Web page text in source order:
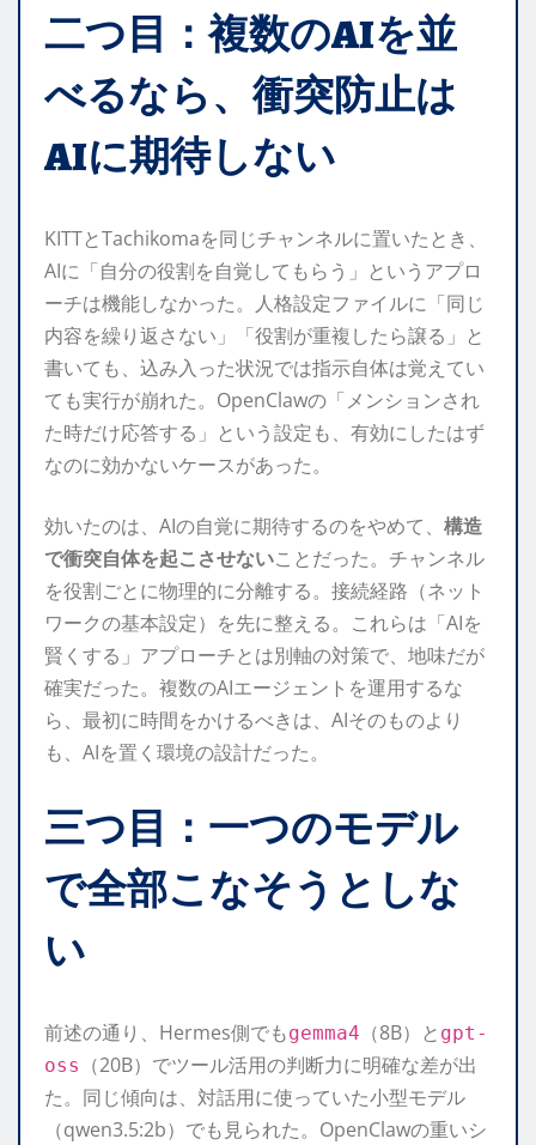
二つ目：複数のAIを並
べるなら、衝突防止は
AIに期待しない
KITTとTachikomaを同じチャンネルに置いたとき、
AIに「自分の役割を自覚してもらう」というアプロ
ーチは機能しなかった。人格設定ファイルに「同じ
内容を繰り返さない」「役割が重複したら譲る」と
書いても、込み入った状況では指示自体は覚えてい
ても実行が崩れた。OpenClawの「メンションされ
た時だけ応答する」という設定も、有効にしたはず
なのに効かないケースがあった。
効いたのは、AIの自覚に期待するのをやめて、 構造
で衝突自体を起こさせないことだった。チャンネル
を役割ごとに物理的に分離する。接続経路（ネット
ワークの基本設定）を先に整える。これらは「AIを
賢くする」アプローチとは別軸の対策で、地味だが
確実だった。複数のAIエージェントを運用するな
ら、最初に時間をかけるべきは、AIそのものより
も、AIを置く環境の設計だった。
三つ目：一つのモデル
で全部こなそうとしな
い
前述の通り、Hermes側でもgemma4 （8B）と gpt-
oss
（20B）でツール活用の判断力に明確な差が出
た。同じ傾向は、対話用に使っていた小型モデル
（qwen3.5:2b）でも見られた。OpenClawの重いシ